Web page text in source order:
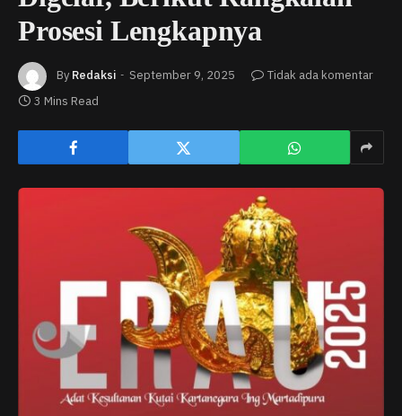
Prosesi Lengkapnya
By Redaksi September 9, 2025
Tidak ada komentar
3 Mins Read